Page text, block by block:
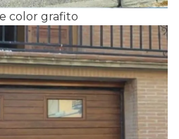
color grafito